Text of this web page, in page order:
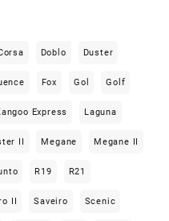
Doblo Duster
Fox Gol Golf
Express Laguna
II Megane Megane II
R19 R21
II Saveiro Scenic